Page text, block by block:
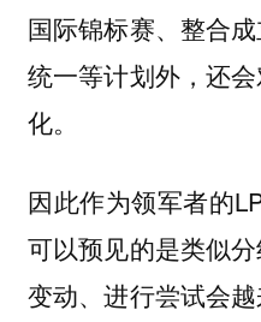
国际锦标赛、整合
统一等计划外，还
化。
因此作为领军者的
可以预见的是类似
变动、进行尝试会